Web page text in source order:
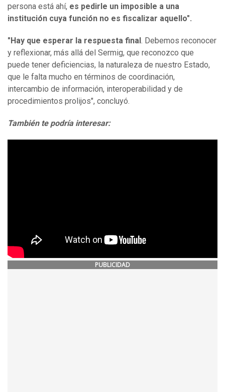
persona está ahí, es pedirle un imposible a una
institución cuya función no es fiscalizar aquello".
"Hay que esperar la respuesta final . Debemos reconocer
y reflexionar, más allá del Sermig, que reconozco que
puede tener deficiencias, la naturaleza de nuestro Estado,
que le falta mucho en términos de coordinación,
intercambio de información, interoperabilidad y de
procedimientos prolijos", concluyó.
También te podría interesar:
PUBLICIDAD